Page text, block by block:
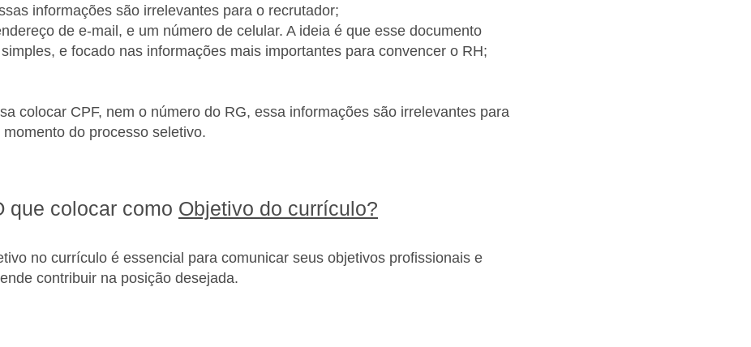
informações são irrelevantes para o recrutador;
de e-mail, e um número de celular. A ideia é que esse documento
e focado nas informações mais importantes para convencer o RH;
colocar CPF, nem o número do RG, essa informações são irrelevantes para
do processo seletivo.
que colocar como Objetivo do currículo?
no currículo é essencial para comunicar seus objetivos profissionais e
contribuir na posição desejada.